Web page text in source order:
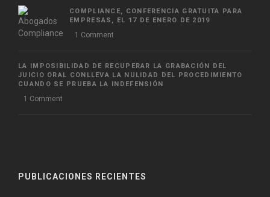
COMPLIANCE, CONFERENCIA GRATUITA PARA
EMPRESAS, EL 17 DE ENERO DE 2019
1 Comment
LA IMPOSIBILIDAD DE RECUPERAR LA GRABACIÓN DEL
JUICIO ORAL CONLLEVA LA NULIDAD DEL PROCEDIMIENTO
CUANDO SE PRUEBA LA INDEFENSIÓN
1 Comment
PUBLICACIONES RECIENTES